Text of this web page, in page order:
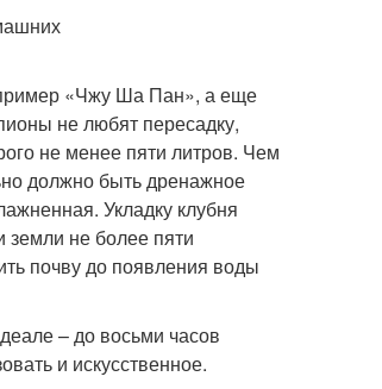
«Чжу Ша Пан», а еще
не любят пересадку,
не менее пяти литров. Чем
должно быть дренажное
Укладку клубня
земли не более пяти
почву до появления воды
– до восьми часов
и искусственное.